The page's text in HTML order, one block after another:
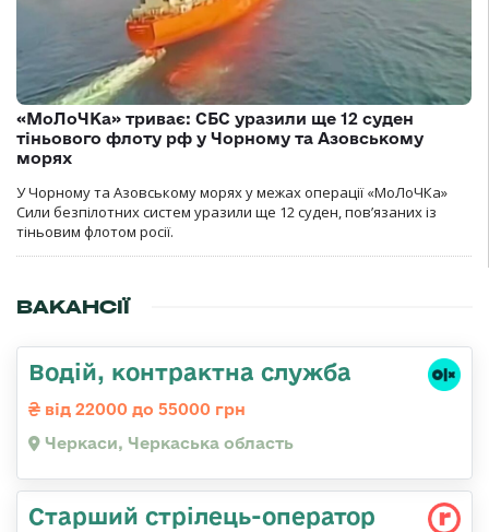
«МоЛоЧКа» триває: СБС уразили ще 12 суден
тіньового флоту рф у Чорному та Азовському
морях
У Чорному та Азовському морях у межах операції «МоЛоЧКа»
Сили безпілотних систем уразили ще 12 суден, пов’язаних із
тіньовим флотом росії.
ВАКАНСІЇ
Водій, контрактна служба
від 22000 до 55000 грн
Черкаси, Черкаська область
Стаpший стpілець-опеpатоp